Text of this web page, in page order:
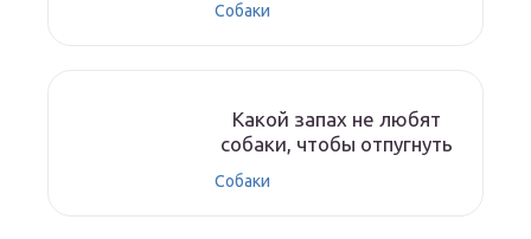
Собаки
Какой запах не любят
собаки, чтобы отпугнуть
Собаки